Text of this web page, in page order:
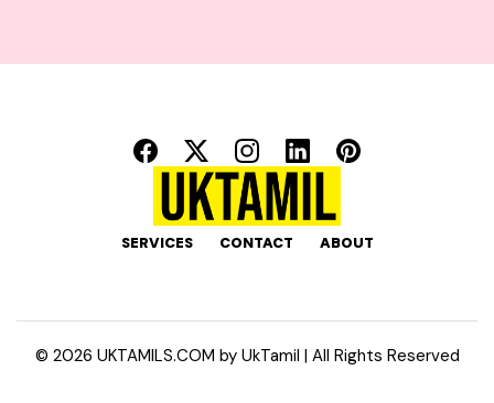
SERVICES CONTACT ABOUT
© 2026 UKTAMILS.COM by UkTamil | All Rights Reserved